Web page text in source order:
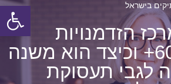
בישראל
הזדמנויות
למבוגרים 60+ וכיצד הוא משנה
לגבי תעסוקת